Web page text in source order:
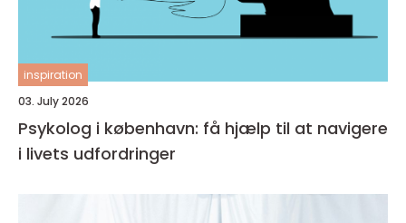
inspiration
03. July 2026
Psykolog i københavn: få hjælp til at navigere
i livets udfordringer